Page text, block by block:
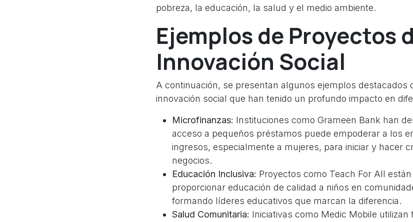
pobreza, la educación, la salud y el medio ambiente.
Ejemplos de Proyectos
Innovación Social
A continuación, se presentan algunos ejemplos destacados
innovación social que han tenido un profundo impacto en
Microfinanzas: Instituciones como Grameen Bank han
acceso a pequeños préstamos puede empoderar a los
ingresos, especialmente a mujeres, para iniciar y hacer
negocios.
Educación Inclusiva: Proyectos como Teach For All
proporcionar educación de calidad a niños en
formando líderes educativos que marcan la diferencia.
Salud Comunitaria: Iniciativas como Medic Mobile